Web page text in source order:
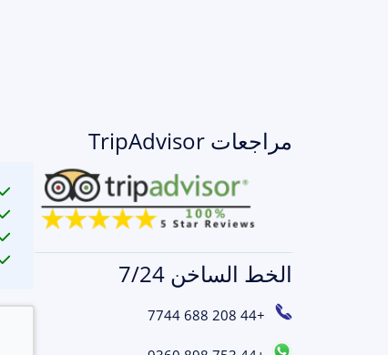
مراجعات TripAdvisor
الخط الساخن 7/24
+44 208 688 7744